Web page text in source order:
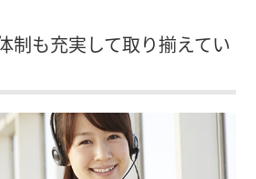
制も充実して取り揃えてい